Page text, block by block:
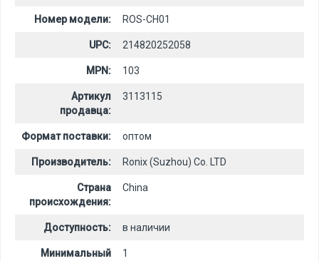
Номер модели: ROS-CH01
UPC: 214820252058
MPN: 103
Артикул
продавца:
3113115
Формат поставки: оптом
Производитель: Ronix (Suzhou) Co. LTD
Страна
происхождения:
China
Доступность: в наличии
Минимальный
1